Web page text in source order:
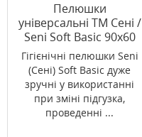
Пелюшки
універсальні ТМ Сені /
Seni Soft Basic 90х60
№30
Гігієнічні пелюшки Seni
(Сені) Soft Basic дуже
зручні у використанні
при зміні підгузка,
проведенні ...